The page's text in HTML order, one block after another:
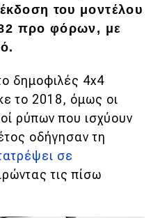
του μοντέλου
προ φόρων, με
δημοφιλές 4x4
το 2018, όμως οι
ρύπων που ισχύουν
οδήγησαν τη
σε
τις πίσω